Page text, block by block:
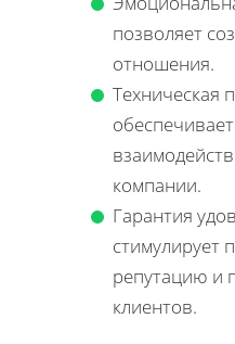
позволяет
отношения.
Техническая
компании.
Гарантия
стимулирует
репутацию и
клиентов.